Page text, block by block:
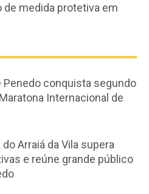
medida protetiva em
Penedo conquista segundo
Internacional de
Arraiá da Vila supera
e reúne grande público